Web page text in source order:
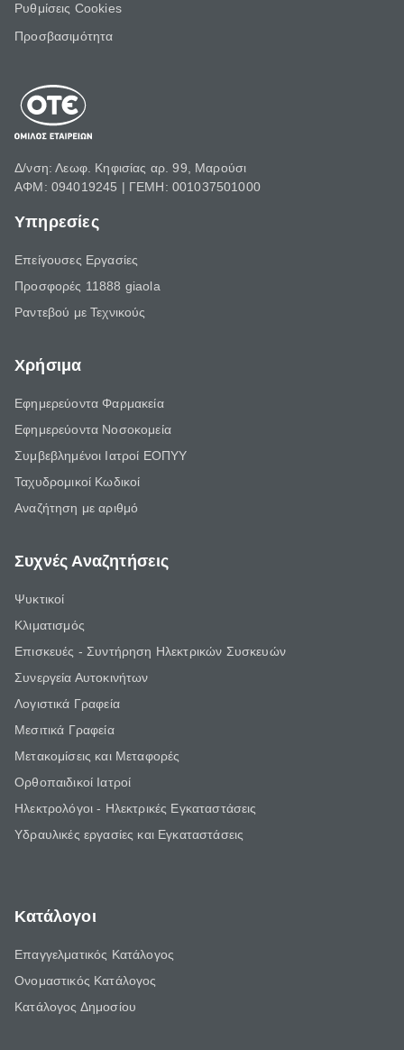
Ρυθμίσεις Cookies
Προσβασιμότητα
Δ/νση: Λεωφ. Κηφισίας αρ. 99, Μαρούσι
ΑΦΜ: 094019245 | ΓΕΜΗ: 001037501000
Υπηρεσίες
Επείγουσες Εργασίες
Προσφορές 11888 giaola
Ραντεβού με Τεχνικούς
Χρήσιμα
Εφημερεύοντα Φαρμακεία
Εφημερεύοντα Νοσοκομεία
Συμβεβλημένοι Ιατροί ΕΟΠΥΥ
Ταχυδρομικοί Κωδικοί
Αναζήτηση με αριθμό
Συχνές Αναζητήσεις
Ψυκτικοί
Κλιματισμός
Επισκευές - Συντήρηση Ηλεκτρικών Συσκευών
Συνεργεία Αυτοκινήτων
Λογιστικά Γραφεία
Μεσιτικά Γραφεία
Μετακομίσεις και Μεταφορές
Ορθοπαιδικοί Ιατροί
Ηλεκτρολόγοι - Ηλεκτρικές Εγκαταστάσεις
Υδραυλικές εργασίες και Εγκαταστάσεις
Κατάλογοι
Επαγγελματικός Κατάλογος
Ονομαστικός Κατάλογος
Κατάλογος Δημοσίου